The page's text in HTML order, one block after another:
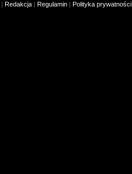
| Redakcja | Regulamin | Polityka prywatności